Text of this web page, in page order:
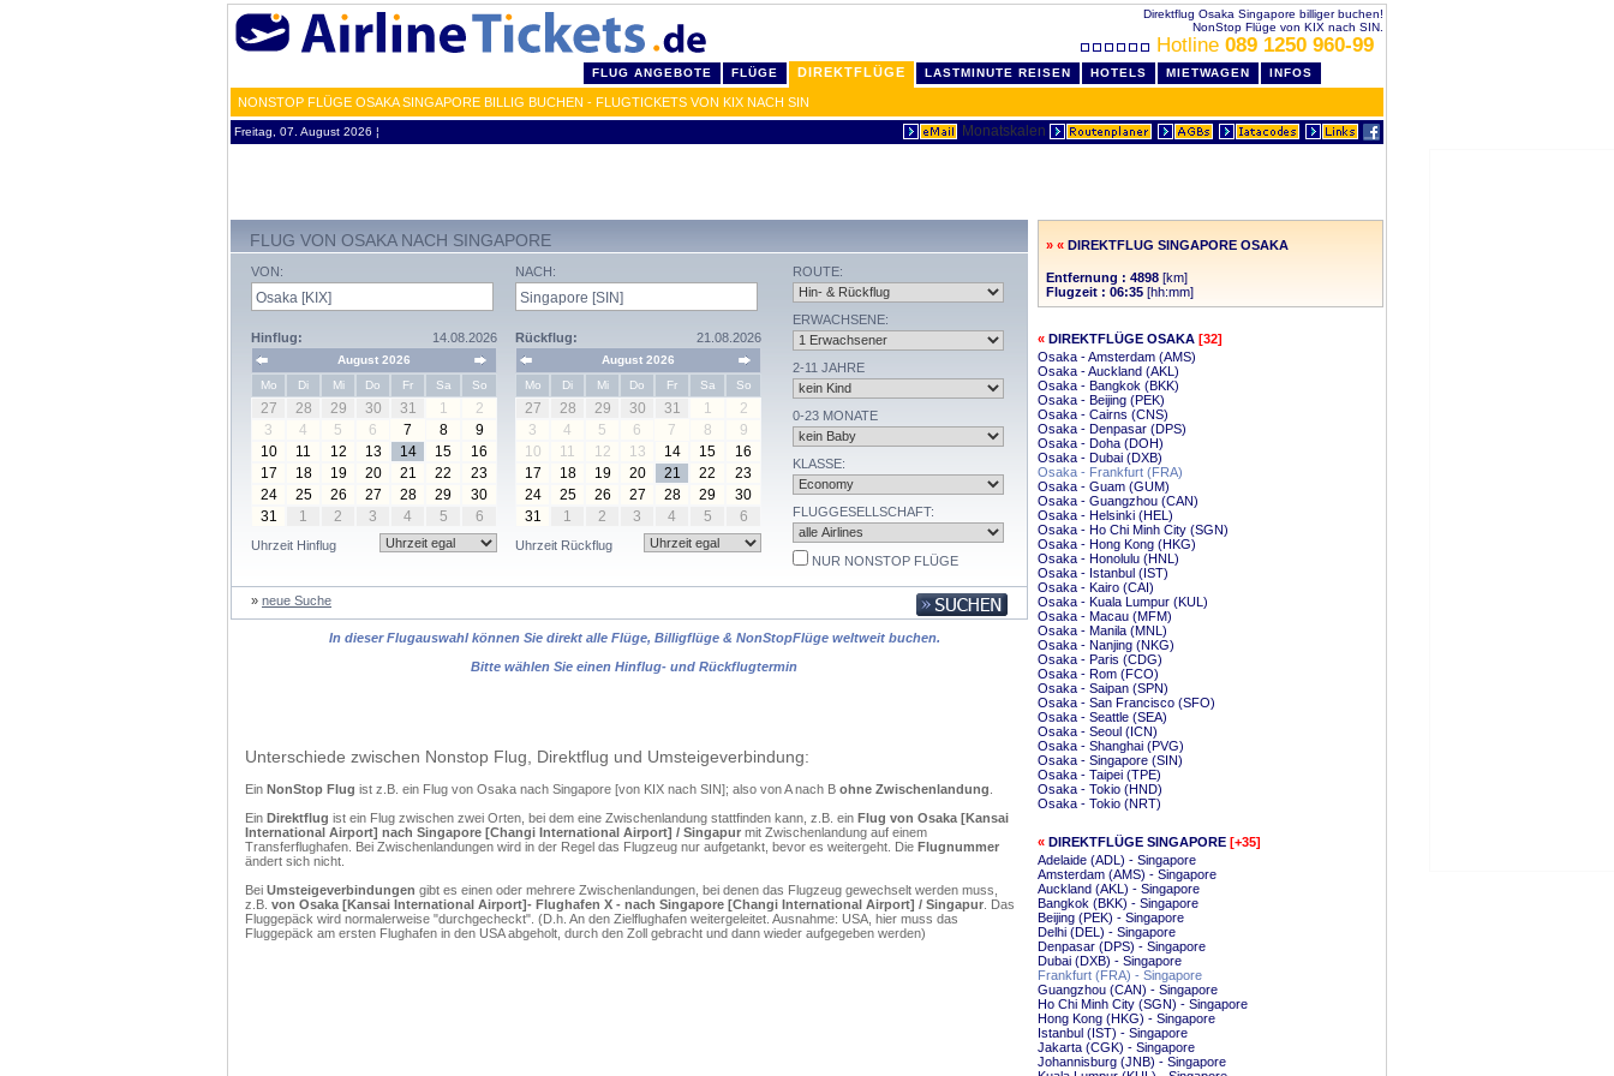
Direktflug Osaka Singapore billiger buchen!
NonStop Flüge von KIX nach SIN.
Hotline 089 1250 960-99
FLUG ANGEBOTE FLÜGE DIREKTFLÜGE LASTMINUTE REISEN HOTELS MIETWAGEN INFOS
NONSTOP FLÜGE OSAKA SINGAPORE BILLIG BUCHEN - FLUGTICKETS VON KIX NACH SIN
Freitag, 07. August 2026 ¦
FLUG VON OSAKA NACH SINGAPORE
VON:
Hinflug: 14.08.2026
August 2026
Mo
Di Mi Do Fr Sa So
27 28 29 30 31 1
2
3
4 5 6 7 8
9
10
11 12 13 14 15
16
17
18 19 20 21 22
23
24
25 26 27 28 29
30
31
1 2 3 4 5 6
Uhrzeit Hinflug
NACH:
Rückflug: 21.08.2026
August 2026
Mo
Di Mi Do Fr Sa So
27 28 29 30 31 1
2
3
4 5 6 7 8
9
10
11 12 13 14 15
16
17
18 19 20 21 22
23
24
25 26 27 28 29
30
31
1 2 3 4 5 6
Uhrzeit Rückflug
ROUTE:
ERWACHSENE:
2-11 JAHRE
0-23 MONATE
KLASSE:
FLUGGESELLSCHAFT:
NUR NONSTOP FLÜGE
» neue Suche
In dieser Flugauswahl können Sie direkt alle Flüge, Billigflüge & NonStopFlüge weltweit buchen.
Bitte wählen Sie einen Hinflug- und Rückflugtermin
Unterschiede zwischen Nonstop Flug, Direktflug und Umsteigeverbindung:
Ein NonStop Flug ist z.B. ein Flug von Osaka nach Singapore [von KIX nach SIN]; also von A nach B ohne Zwischenlandung
Ein Direktflug ist ein Flug zwischen zwei Orten, bei dem eine Zwischenlandung stattfinden kann, z.B. ein Flug von Osaka [Kansai
International Airport] nach Singapore [Changi International Airport] / Singapur mit Zwischenlandung auf einem
Transferflughafen. Bei Zwischenlandungen wird in der Regel das Flugzeug nur aufgetankt, bevor es weitergeht. Die Flugnummer
ändert sich nicht.
Bei Umsteigeverbindungen gibt es einen oder mehrere Zwischenlandungen, bei denen das Flugzeug gewechselt werden muss,
z.B. von Osaka [Kansai International Airport]- Flughafen X - nach Singapore [Changi International Airport] / Singapur . Das
Fluggepäck wird normalerweise "durchgecheckt". (D.h. An den Zielflughafen weitergeleitet. Ausnahme: USA, hier muss das
Fluggepäck am ersten Flughafen in den USA abgeholt, durch den Zoll gebracht und dann wieder aufgegeben werden)
» « DIREKTFLUG SINGAPORE OSAKA
Entfernung : 4898 [km]
Flugzeit : 06:35 [hh:mm]
« DIREKTFLÜGE OSAKA [32]
Osaka - Amsterdam (AMS)
Osaka - Auckland (AKL)
Osaka - Bangkok (BKK)
Osaka - Beijing (PEK)
Osaka - Cairns (CNS)
Osaka - Denpasar (DPS)
Osaka - Doha (DOH)
Osaka - Dubai (DXB)
Osaka - Frankfurt (FRA)
Osaka - Guam (GUM)
Osaka - Guangzhou (CAN)
Osaka - Helsinki (HEL)
Osaka - Ho Chi Minh City (SGN)
Osaka - Hong Kong (HKG)
Osaka - Honolulu (HNL)
Osaka - Istanbul (IST)
Osaka - Kairo (CAI)
Osaka - Kuala Lumpur (KUL)
Osaka - Macau (MFM)
Osaka - Manila (MNL)
Osaka - Nanjing (NKG)
Osaka - Paris (CDG)
Osaka - Rom (FCO)
Osaka - Saipan (SPN)
Osaka - San Francisco (SFO)
Osaka - Seattle (SEA)
Osaka - Seoul (ICN)
Osaka - Shanghai (PVG)
Osaka - Singapore (SIN)
Osaka - Taipei (TPE)
Osaka - Tokio (HND)
Osaka - Tokio (NRT)
« DIREKTFLÜGE SINGAPORE [+35]
Adelaide (ADL) - Singapore
Amsterdam (AMS) - Singapore
Auckland (AKL) - Singapore
Bangkok (BKK) - Singapore
Beijing (PEK) - Singapore
Delhi (DEL) - Singapore
Denpasar (DPS) - Singapore
Dubai (DXB) - Singapore
Frankfurt (FRA) - Singapore
Guangzhou (CAN) - Singapore
Ho Chi Minh City (SGN) - Singapore
Hong Kong (HKG) - Singapore
Istanbul (IST) - Singapore
Jakarta (CGK) - Singapore
Johannisburg (JNB) - Singapore